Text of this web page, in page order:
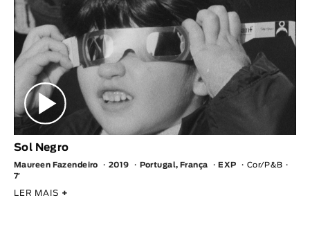
Sol Negro
Maureen Fazendeiro 2019 Portugal, França EXP
Cor/P&B
7′
LER MAIS +